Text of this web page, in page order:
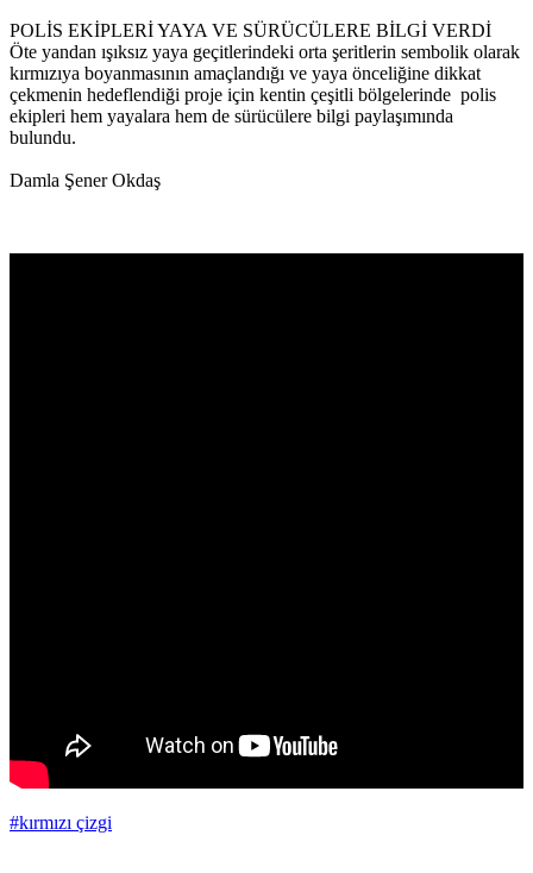
POLİS EKİPLERİ YAYA VE SÜRÜCÜLERE BİLGİ VERDİ
Öte yandan ışıksız yaya geçitlerindeki orta şeritlerin sembolik olarak
kırmızıya boyanmasının amaçlandığı ve yaya önceliğine dikkat
çekmenin hedeflendiği proje için kentin çeşitli bölgelerinde polis
ekipleri hem yayalara hem de sürücülere bilgi paylaşımında
bulundu.
Damla Şener Okdaş
#kırmızı çizgi